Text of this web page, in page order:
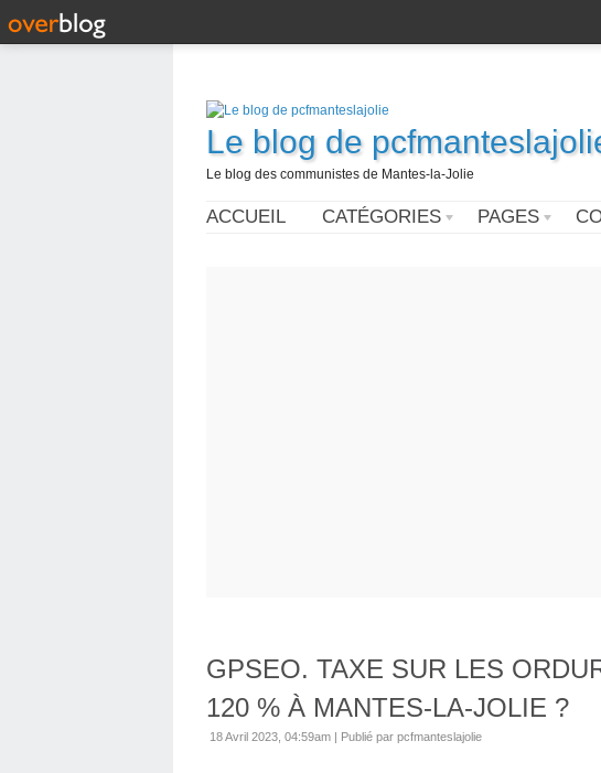
Le blog de
Le blog des communistes de Mantes-la-Jolie
ACCUEIL CATÉGORIES PAGES
GPSEO. TAXE SUR LES
120 % À MANTES-LA-JOLIE ?
18 Avril 2023, 04:59am | Publié par pcfmanteslajolie